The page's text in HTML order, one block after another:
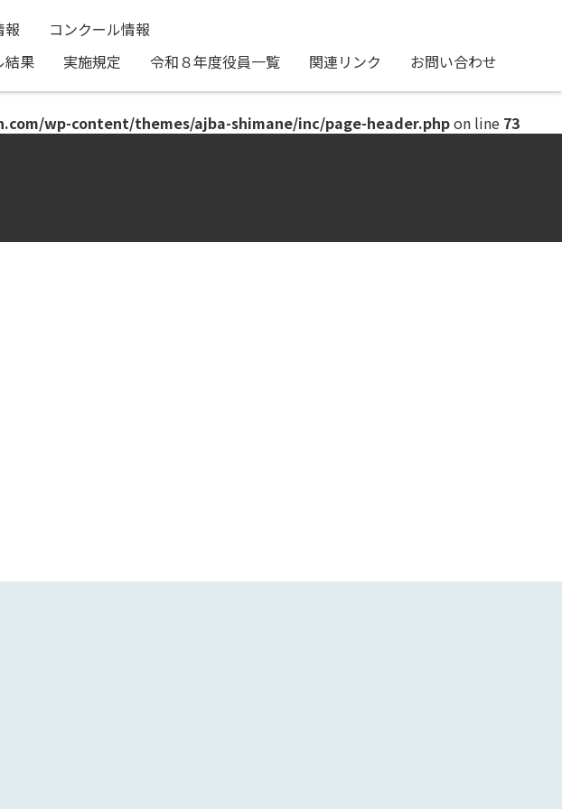
報
コンクール情報
結果 実施規定 令和８年度役員一覧 関連リンク お問い合わせ
wp-content/themes/ajba-shimane/inc/page-header.phpon line 73